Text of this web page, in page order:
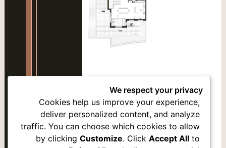
סמן קישורים
אפס
את
כל
We respect your privacy
Cookies help us improve your experience,
deliver personalized content, and analyze
traffic. You can choose which cookies to allow
by clickingCustomize. ClickAccept All to